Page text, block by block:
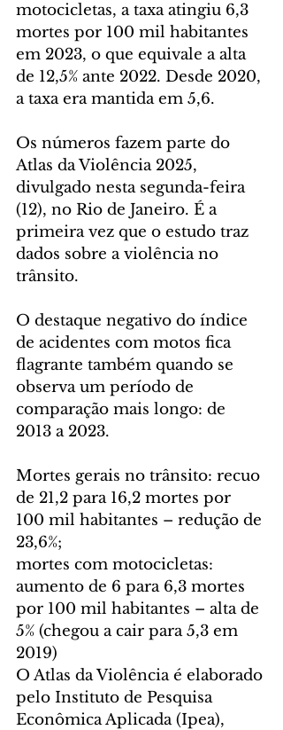
motocicletas, a taxa atingiu 6,3
mortes por 100 mil habitantes
em 2023, o que equivale a alta
de 12,5% ante 2022. Desde 2020,
a taxa era mantida em 5,6.
Os números fazem parte do
Atlas da Violência 2025,
divulgado nesta segunda-feira
(12), no Rio de Janeiro. É a
primeira vez que o estudo traz
dados sobre a violência no
trânsito.
O destaque negativo do índice
de acidentes com motos fica
flagrante também quando se
observa um período de
comparação mais longo: de
2013 a 2023.
Mortes gerais no trânsito: recuo
de 21,2 para 16,2 mortes por
100 mil habitantes – redução de
23,6%;
mortes com motocicletas:
aumento de 6 para 6,3 mortes
por 100 mil habitantes – alta de
5% (chegou a cair para 5,3 em
2019)
O Atlas da Violência é elaborado
pelo Instituto de Pesquisa
Econômica Aplicada (Ipea),